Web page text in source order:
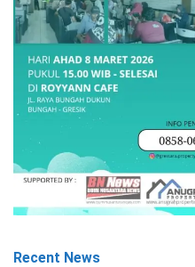
Recent News